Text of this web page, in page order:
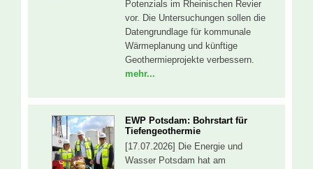
Potenzials im Rheinischen Revier
vor. Die Untersuchungen sollen die
Datengrundlage für kommunale
Wärmeplanung und künftige
Geothermieprojekte verbessern.
mehr...
EWP Potsdam: Bohrstart für
Tiefengeothermie
[17.07.2026] Die Energie und
Wasser Potsdam hat am